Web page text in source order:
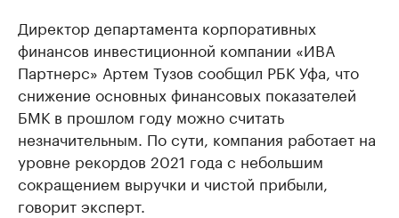
Директор департамента корпоративных
финансов инвестиционной компании «ИВА
Партнерс» Артем Тузов сообщил РБК Уфа, что
снижение основных финансовых показателей
БМК в прошлом году можно считать
незначительным. По сути, компания работает на
уровне рекордов 2021 года с небольшим
сокращением выручки и чистой прибыли,
говорит эксперт.